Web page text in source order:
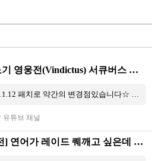
마비노기 영웅전(Vindictus) 서큐버스 셀렌 레이드 공략 및 간단히 살펴보기 [Test server]
2020.11.12 패치로 약간의 변경점있습니다☆ https://youtu.be/ufEo0quiLHA 참고부탁드려요! 00:00 영상 시작 00:07 컷신 00:47 매혹 ...
유튜브 채널
[마영전] 연어가 레이드 퀘깨고 싶은데 사람 없어서 혼자 몸비틀면서 꺠는 영상(똥컨 주의)/이웨카의 몽마 서큐버스 셀렌/Vindictus